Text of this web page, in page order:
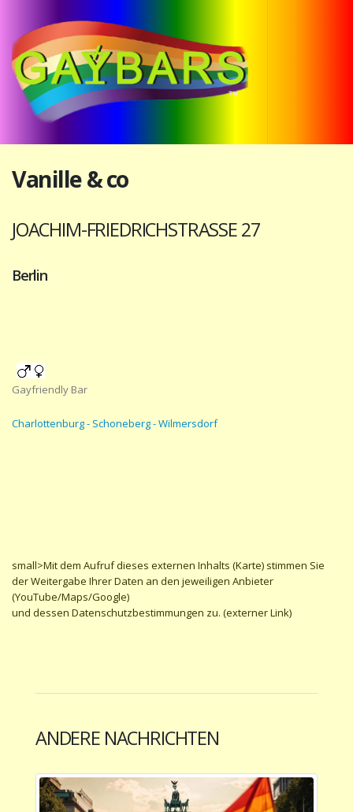
Vanille & co
JOACHIM-FRIEDRICHSTRASSE 27
Berlin
Gayfriendly Bar
Charlottenburg - Schoneberg - Wilmersdorf
small>Mit dem Aufruf dieses externen Inhalts (Karte) stimmen Sie
der Weitergabe Ihrer Daten an den jeweiligen Anbieter
(YouTube/Maps/Google)
und dessen Datenschutzbestimmungen zu. (externer Link)
ANDERE NACHRICHTEN